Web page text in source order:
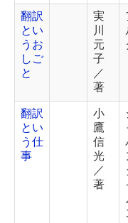
翻訳
とい
うお
しご
と
実
川
元
子
／
著
翻訳
とい
う仕
事
小
鷹
信
光
／
著